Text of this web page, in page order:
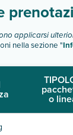
applicarsi
nella sezione "
o